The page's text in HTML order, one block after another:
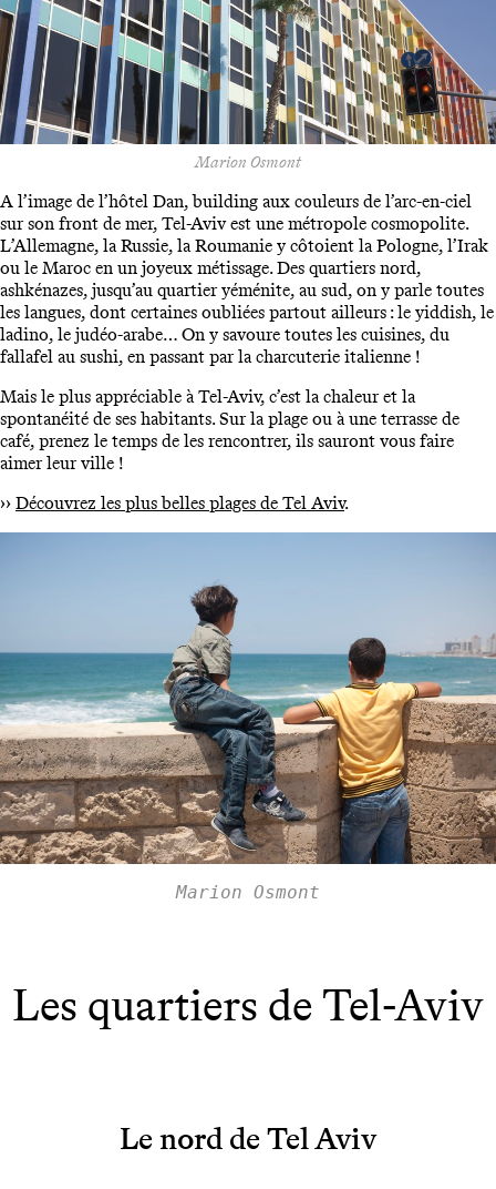
Marion Osmont
A l’image de l’hôtel Dan, building aux couleurs de l’arc-en-ciel
sur son front de mer, Tel-Aviv est une métropole cosmopolite.
L’Allemagne, la Russie, la Roumanie y côtoient la Pologne, l’Irak
ou le Maroc en un joyeux métissage. Des quartiers nord,
ashkénazes, jusqu’au quartier yéménite, au sud, on y parle toutes
les langues, dont certaines oubliées partout ailleurs : le yiddish, le
ladino, le judéo-arabe… On y savoure toutes les cuisines, du
fallafel au sushi, en passant par la charcuterie italienne !
Mais le plus appréciable à Tel-Aviv, c’est la chaleur et la
spontanéité de ses habitants. Sur la plage ou à une terrasse de
café, prenez le temps de les rencontrer, ils sauront vous faire
aimer leur ville !
›› Découvrez les plus belles plages de Tel Aviv.
Marion Osmont
Les quartiers de Tel-Aviv
Le nord de Tel Aviv